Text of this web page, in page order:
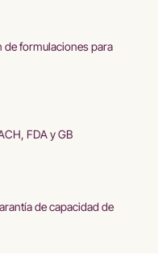
formulaciones para
FDA y GB
de capacidad de